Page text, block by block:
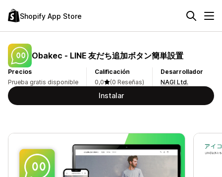
Shopify App Store
Obakec ‑ LINE 友だち追加ボタン簡単設置
Precios
Prueba gratis disponible
Calificación
0,0
(0 Reseñas)
Desarrollador
NAGI Ltd.
Instalar